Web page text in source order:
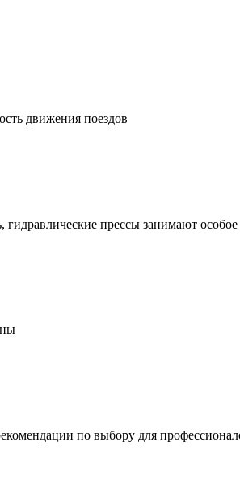
движения поездов
прессы занимают особое
по выбору для